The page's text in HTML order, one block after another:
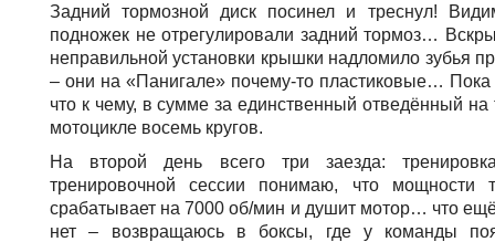
Задний тормозной диск посинел и треснул!
подножек не отрегулировали задний тормоз…
неправильной установки крышки надломило зубья
– они на «Панигале» почему-то пластиковые…
что к чему, в сумме за единственный отведённый
мотоцикле восемь кругов.
На второй день всего три заезда:
тренировочной сессии понимаю, что
срабатывает на 7000 об/мин и душит мотор… что
нет – возвращаюсь в боксы, где у команды